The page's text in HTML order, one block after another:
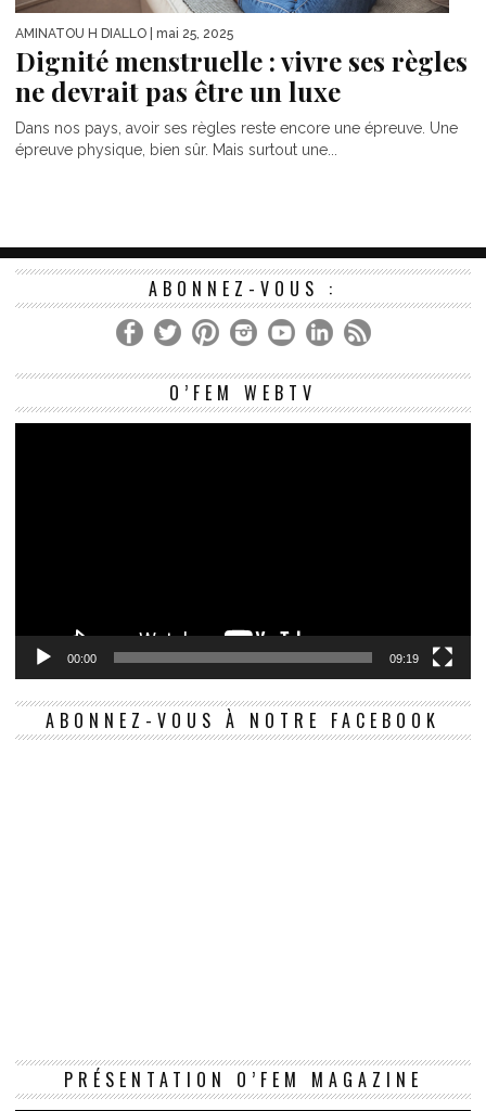
AMINATOU H DIALLO | mai 25, 2025
Dignité menstruelle : vivre ses règles
ne devrait pas être un luxe
Dans nos pays, avoir ses règles reste encore une épreuve. Une
épreuve physique, bien sûr. Mais surtout une...
ABONNEZ-VOUS :
O’FEM WEBTV
00:00 09:19
ABONNEZ-VOUS À NOTRE FACEBOOK
PRÉSENTATION O’FEM MAGAZINE